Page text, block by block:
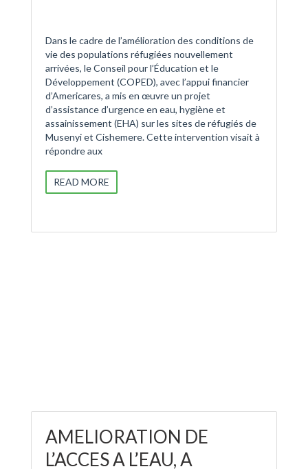
Dans le cadre de l’amélioration des conditions de
vie des populations réfugiées nouvellement
arrivées, le Conseil pour l’Éducation et le
Développement (COPED), avec l’appui financier
d’Americares, a mis en œuvre un projet
d’assistance d’urgence en eau, hygiène et
assainissement (EHA) sur les sites de réfugiés de
Musenyi et Cishemere. Cette intervention visait à
répondre aux
READ MORE
AMELIORATION DE
L’ACCES A L’EAU, A